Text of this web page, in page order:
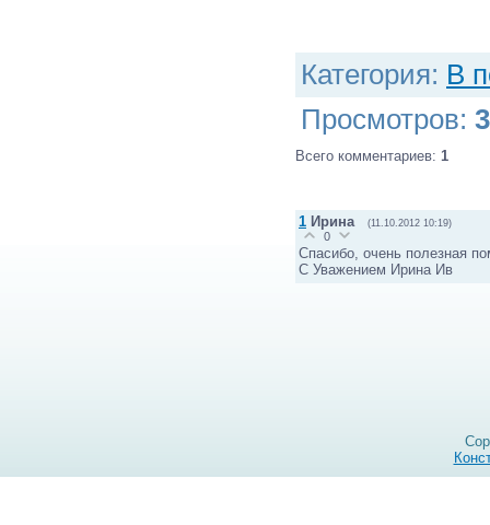
Категория: В
Просмотров:
Всего комментариев: 1
1 Ирина (11.10.2012 10:19)
0
Спасибо, очень полезная
С Уважением Ирина Ив